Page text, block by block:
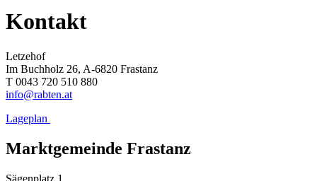
Kontakt
Letzehof
Im Buchholz 26, A-6820 Frastanz
T 0043 720 510 880
info@rabten.at
Lageplan
Marktgemeinde Frastanz
Sägenplatz 1